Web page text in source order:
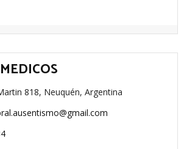
818, Neuquén, Argentina